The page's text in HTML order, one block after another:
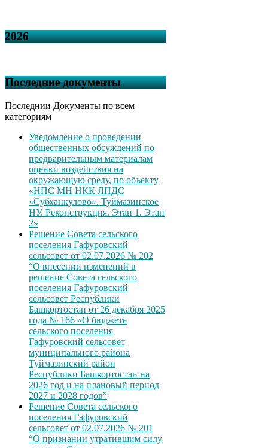
2026
Последние документы
Последнии Документы по всем
категориям
Уведомление о проведении
общественных обсуждений по
предварительным материалам
оценки воздействия на
окружающую среду, по объекту
«НПС МН НКК ЛПДС
«Субханкулово». Туймазинское
НУ. Реконструкция. Этап 1. Этап
2»
Решение Совета сельского
поселения Гафуровский
сельсовет от 02.07.2026 № 202
“О внесении изменений в
решение Совета сельского
поселения Гафуровский
сельсовет Республики
Башкортостан от 26 декабря 2025
года № 166 «О бюджете
сельского поселения
Гафуровский сельсовет
муниципального района
Туймазинский район
Республики Башкортостан на
2026 год и на плановый период
2027 и 2028 годов”
Решение Совета сельского
поселения Гафуровский
сельсовет от 02.07.2026 № 201
“О признании утратившим силу